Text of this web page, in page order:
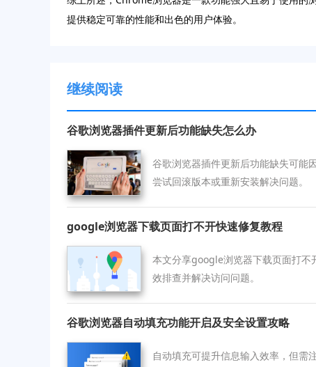
提供稳定可靠的性能和出色的用户体验。
继续阅读
谷歌浏览器插件更新后功能缺失怎么办
谷歌浏览器插件更新后功能缺失可能
尝试回滚版本或重新安装解决问题。
google浏览器下载页面打不开快速修复教程
本文分享google浏览器下载页面打不
效排查并解决访问问题。
谷歌浏览器自动填充功能开启及安全设置攻略
自动填充可提升信息输入效率，但需